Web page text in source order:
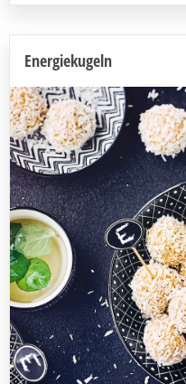
Energiekugeln